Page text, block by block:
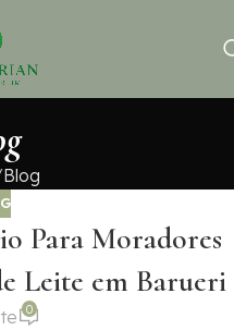
Blog
Para Moradores
Leite em Barueri
0